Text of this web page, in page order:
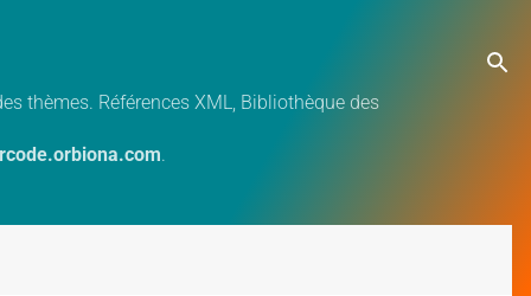
thèmes. Références XML, Bibliothèque des
.